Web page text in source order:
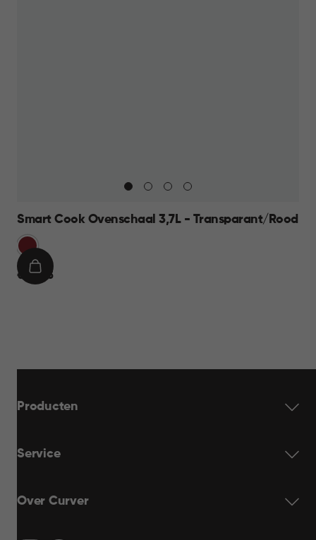
Smart Cook Ovenschaal 3,7L - Transparant/Rood
Rood
€
€ 24,95
IN
Producten
Service
Over Curver